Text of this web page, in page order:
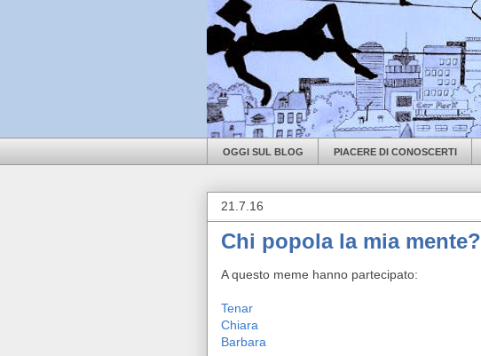
OGGI SUL BLOG PIACERE DI CONOSCERTI
21.7.16
Chi popola la mia mente?
A questo meme hanno partecipato:
Tenar
Chiara
Barbara